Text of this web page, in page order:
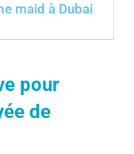
maid à Dubai
pour
de